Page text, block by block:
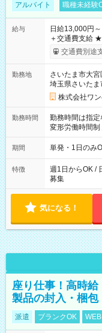
アルバイト 職種未経験
給与
日給13,000円～
＋交通費支給 ★交通費全額支給！ ┗案件により規定あり ★日払
いOK！（規定
ンビニATMから 日
交通費別途
勤務地
さいたま市大宮
埼玉県さいたま
株式会社ワ
勤務時間
勤務時間は指定
変形労働時間制 想定労
～21：00
期間 単発・1日のみ
特徴
週1日からOK /
募集
気になる！
座り仕事！高時給
製品の封入・梱包
派遣 ブランクOK